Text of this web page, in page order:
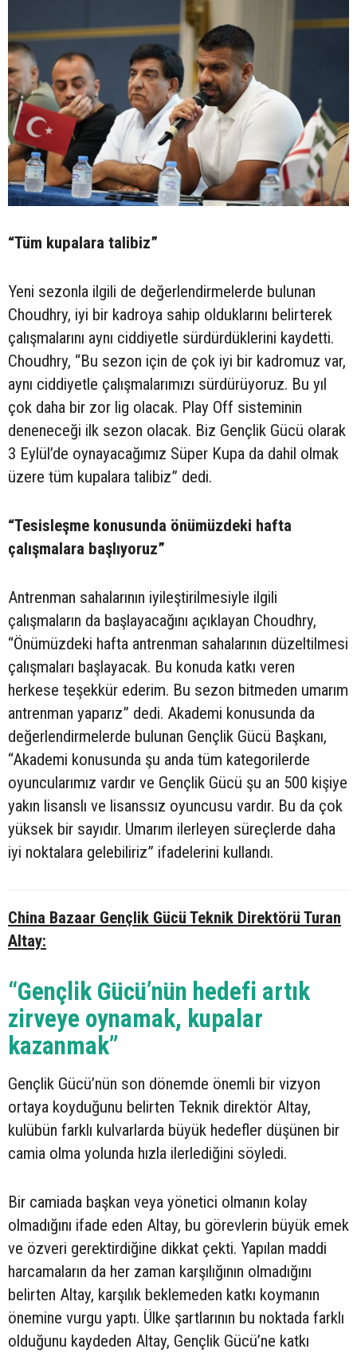
“Tüm kupalara talibiz”
Yeni sezonla ilgili de değerlendirmelerde bulunan
Choudhry, iyi bir kadroya sahip olduklarını belirterek
çalışmalarını aynı ciddiyetle sürdürdüklerini kaydetti.
Choudhry, “Bu sezon için de çok iyi bir kadromuz var,
aynı ciddiyetle çalışmalarımızı sürdürüyoruz. Bu yıl
çok daha bir zor lig olacak. Play Off sisteminin
deneneceği ilk sezon olacak. Biz Gençlik Gücü olarak
3 Eylül’de oynayacağımız Süper Kupa da dahil olmak
üzere tüm kupalara talibiz” dedi.
“Tesisleşme konusunda önümüzdeki hafta
çalışmalara başlıyoruz”
Antrenman sahalarının iyileştirilmesiyle ilgili
çalışmaların da başlayacağını açıklayan Choudhry,
“Önümüzdeki hafta antrenman sahalarının düzeltilmesi
çalışmaları başlayacak. Bu konuda katkı veren
herkese teşekkür ederim. Bu sezon bitmeden umarım
antrenman yaparız” dedi. Akademi konusunda da
değerlendirmelerde bulunan Gençlik Gücü Başkanı,
“Akademi konusunda şu anda tüm kategorilerde
oyuncularımız vardır ve Gençlik Gücü şu an 500 kişiye
yakın lisanslı ve lisanssız oyuncusu vardır. Bu da çok
yüksek bir sayıdır. Umarım ilerleyen süreçlerde daha
iyi noktalara gelebiliriz” ifadelerini kullandı.
China Bazaar Gençlik Gücü Teknik Direktörü Turan
Altay:
“Gençlik Gücü’nün hedefi artık
zirveye oynamak, kupalar
kazanmak”
Gençlik Gücü’nün son dönemde önemli bir vizyon
ortaya koyduğunu belirten Teknik direktör Altay,
kulübün farklı kulvarlarda büyük hedefler düşünen bir
camia olma yolunda hızla ilerlediğini söyledi.
Bir camiada başkan veya yönetici olmanın kolay
olmadığını ifade eden Altay, bu görevlerin büyük emek
ve özveri gerektirdiğine dikkat çekti. Yapılan maddi
harcamaların da her zaman karşılığının olmadığını
belirten Altay, karşılık beklemeden katkı koymanın
önemine vurgu yaptı. Ülke şartlarının bu noktada farklı
olduğunu kaydeden Altay, Gençlik Gücü’ne katkı